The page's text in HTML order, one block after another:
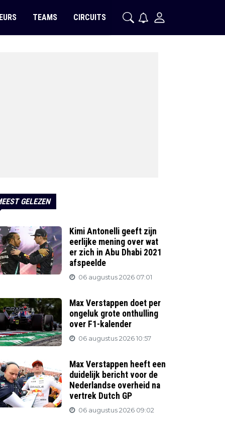
TEAMS CIRCUITS
GELEZEN
Kimi Antonelli geeft zijn
eerlijke mening over wat
er zich in Abu Dhabi 2021
afspeelde
06 augustus 2026 07:01
Max Verstappen doet per
ongeluk grote onthulling
over F1-kalender
06 augustus 2026 10:57
Max Verstappen heeft een
duidelijk bericht voor de
Nederlandse overheid na
vertrek Dutch GP
06 augustus 2026 09:02